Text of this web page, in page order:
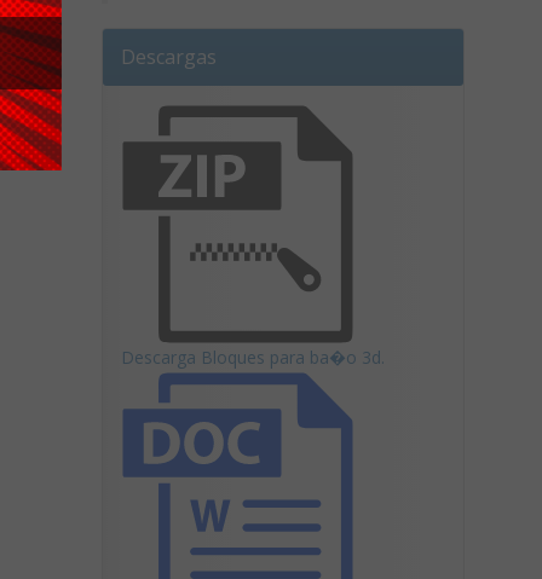
Descargas
Descarga Bloques para ba�o 3d.